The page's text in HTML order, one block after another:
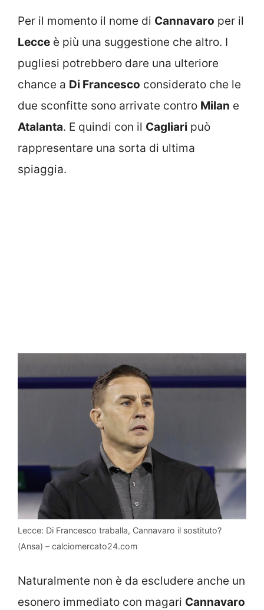
Per il momento il nome di Cannavaro per il
Lecce è più una suggestione che altro. I
pugliesi potrebbero dare una ulteriore
chance a Di Francesco considerato che le
due sconfitte sono arrivate contro Milan e
Atalanta. E quindi con il Cagliari può
rappresentare una sorta di ultima
spiaggia.
Lecce: Di Francesco traballa, Cannavaro il sostituto?
(Ansa) – calciomercato24.com
Naturalmente non è da escludere anche un
esonero immediato con magari Cannavaro